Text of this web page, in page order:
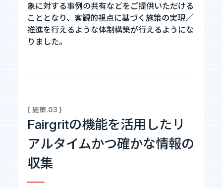
象に対する事例の共有などをご提供いただける
こととなり、客観的視点に基づく施策の実現／
推進を行えるような体制構築が行えるようにな
りました。
{ 施策.03 }
Fairgritの機能を活用したリ
アルタイムかつ確かな情報の
収集